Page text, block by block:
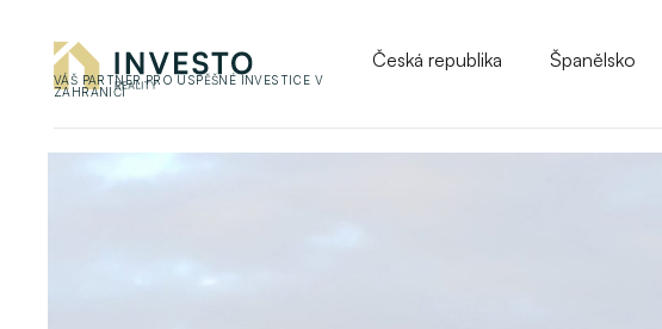
VÁŠ PARTNER PRO ÚSPĚŠNÉ INVESTICE V
ZAHRANIČÍ
Česká republika Španělsko